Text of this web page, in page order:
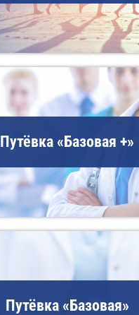
Путёвка «Базовая +»
Путёвка «Базовая»